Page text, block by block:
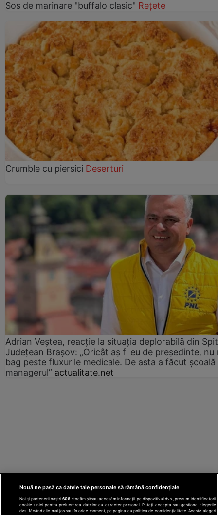
Sos de marinare "buffalo clasic" Rețete
Crumble cu piersici Deserturi
Adrian Veștea, reacție la situația deplorabilă din
Județean Brașov: „Oricât aș fi eu de președinte, nu
bag peste fluxurile medicale. De asta a făcut școală
managerul” actualitate.net
Nouă ne pasă ca datele tale personale să rămână confidențiale
Noi și partenerii noștri606 stocăm și/sau accesăm informații pe dispozitivul dvs., precum identificatorii
cookie unici pentru prelucrarea datelor cu caracter personal. Puteți accepta sau gestiona alegerile
dvs. făcând clic mai jos sau în orice moment, pe pagina cu politica de confidențialitate. Aceste alegeri